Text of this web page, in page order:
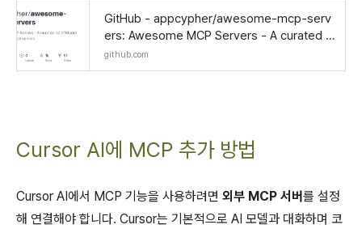
GitHub - appcypher/awesome-mcp-serv
ers: Awesome MCP Servers - A curated li
st of Model Context Protocol servers
github.com
Cursor AI에 MCP 추가 방법
Cursor AI에서 MCP 기능을 사용하려면 외부 MCP 서버를 설정
해 연결해야 합니다. Cursor는 기본적으로 AI 모델과 대화하며 코